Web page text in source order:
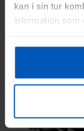
kan i sin tur
information som
Andra har även tittat
RABATT 43 %